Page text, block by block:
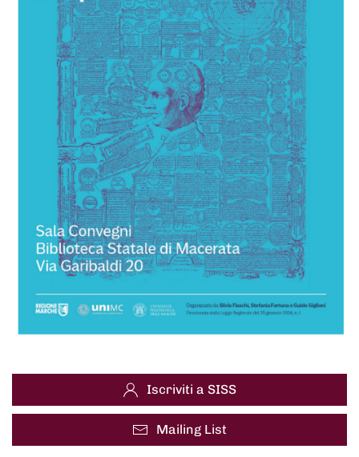
Iscriviti a SISS
Mailing List